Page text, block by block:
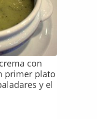
con
primer plato
y el